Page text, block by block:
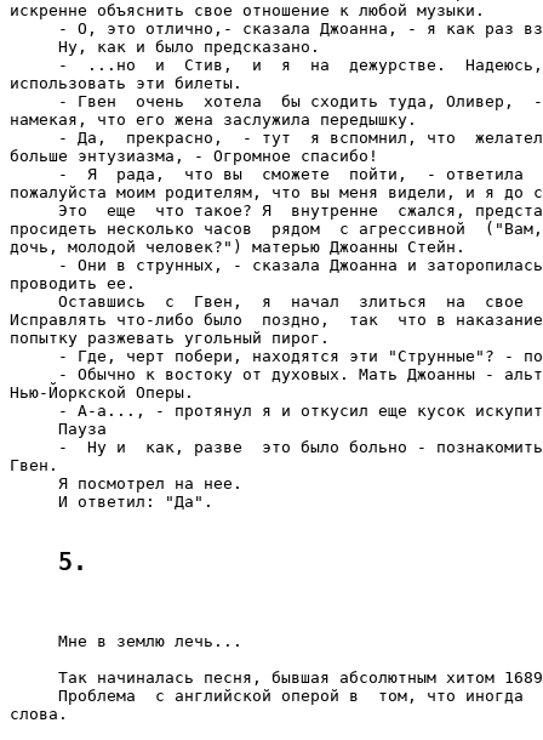
5.
     Мне в землю лечь...
Так начиналась песня, бывшая абсолютным хитом
Проблема  с английской оперой в  том, что иногда
слова.